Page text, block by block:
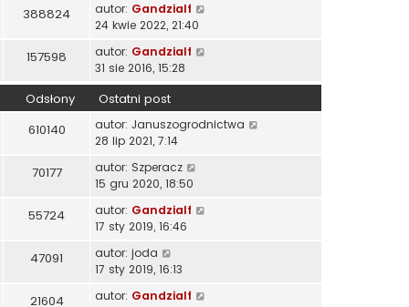
388824 autor: Gandzialf
24 kwie 2022, 21:40
157598 autor: Gandzialf
31 sie 2016, 15:28
Odsłony Ostatni post
610140 autor: Januszogrodnictwa
28 lip 2021, 7:14
70177 autor: Szperacz
15 gru 2020, 18:50
55724 autor: Gandzialf
17 sty 2019, 16:46
47091 autor: joda
17 sty 2019, 16:13
21604 autor: Gandzialf